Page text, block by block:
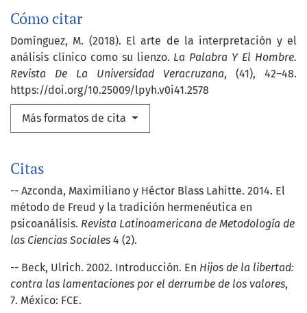
Cómo citar
Domínguez, M. (2018). El arte de la interpretación y el
análisis clínico como su lienzo. La Palabra Y El Hombre.
Revista De La Universidad Veracruzana, (41), 42–48.
https://doi.org/10.25009/lpyh.v0i41.2578
Más formatos de cita
Citas
-- Azconda, Maximiliano y Héctor Blass Lahitte. 2014. El
método de Freud y la tradición hermenéutica en
psicoanálisis. Revista Latinoamericana de Metodología de
las Ciencias Sociales 4 (2).
-- Beck, Ulrich. 2002. Introducción. En Hijos de la libertad:
contra las lamentaciones por el derrumbe de los valores,
7. México: FCE.